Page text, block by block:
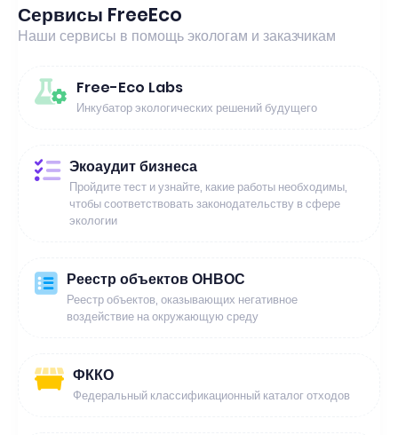
Сервисы FreeEco
Наши сервисы в помощь экологам и заказчикам
Free-Eco Labs
Инкубатор экологических решений будущего
Экоаудит бизнеса
Пройдите тест и узнайте, какие работы необходимы,
чтобы соответствовать законодательству в сфере
экологии
Реестр объектов ОНВОС
Реестр объектов, оказывающих негативное
воздействие на окружающую среду
ФККО
Федеральный классификационный каталог отходов